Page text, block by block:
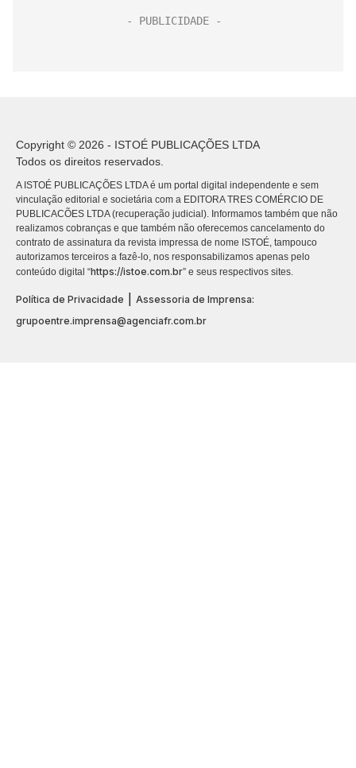
Copyright © 2026 - ISTOÉ PUBLICAÇÕES LTDA
Todos os direitos reservados.
A ISTOÉ PUBLICAÇÕES LTDA é um portal digital independente e sem
vinculação editorial e societária com a EDITORA TRES COMÉRCIO DE
PUBLICACÕES LTDA (recuperação judicial). Informamos também que não
realizamos cobranças e que também não oferecemos cancelamento do
contrato de assinatura da revista impressa de nome ISTOÉ, tampouco
autorizamos terceiros a fazê-lo, nos responsabilizamos apenas pelo
conteúdo digital “https://istoe.com.br” e seus respectivos sites.
Política de Privacidade
Assessoria de Imprensa:
grupoentre.imprensa@agenciafr.com.br